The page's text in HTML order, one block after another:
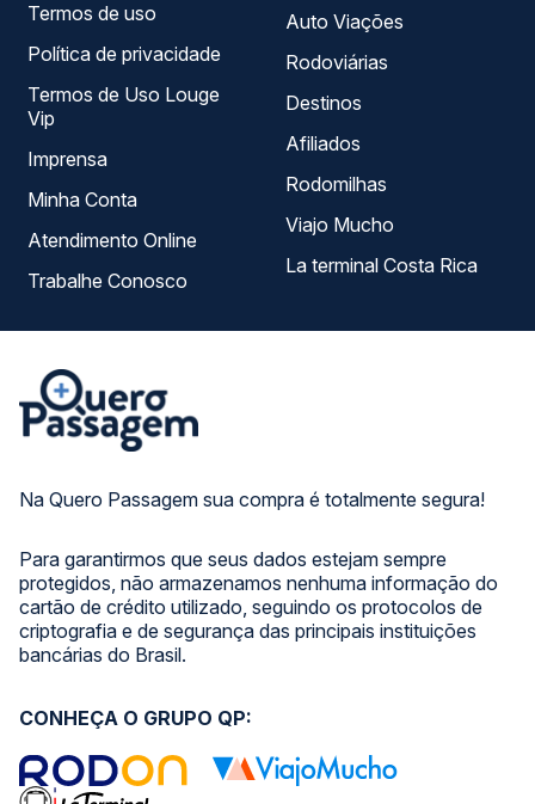
Na Quero Passagem sua compra é totalmente segura!
Para garantirmos que seus dados estejam sempre
protegidos, não armazenamos nenhuma informação do
cartão de crédito utilizado, seguindo os protocolos de
criptografia e de segurança das principais instituições
bancárias do Brasil.
Termos de uso
Política de privacidade
Termos de Uso Louge
Vip
Imprensa
Minha Conta
Atendimento Online
Trabalhe Conosco
Auto Viações
Rodoviárias
Destinos
Afiliados
Rodomilhas
Viajo Mucho
La terminal Costa Rica
CONHEÇA O GRUPO QP: